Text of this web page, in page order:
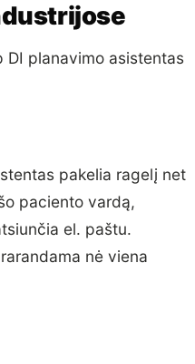
DI planavimo asistentas
pakelia ragelį net
paciento vardą,
el. paštu.
nė viena